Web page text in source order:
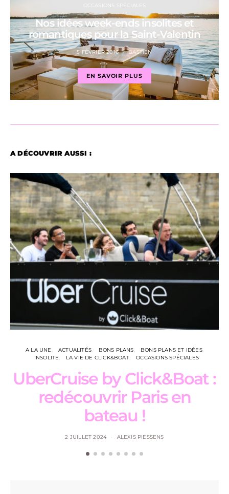
OCCASIONS SPÉCIALES
Nos idées week-ends insolites et
romantiques pour la Saint-Valentin
5 FÉVRIER 2016 BASTIEN
EN SAVOIR PLUS
A DÉCOUVRIR AUSSI :
A LA UNE ACTUALITÉS BONS PLANS
BONS PLANS ET IDÉES
INSOLITE
LA VIE DE CLICK&BOAT OCCASIONS SPÉCIALES
UberCruise by Click&Boat :
redécouvrir Paris en
bateau !
2 JUILLET 2024 ALEXIS PIESSENS